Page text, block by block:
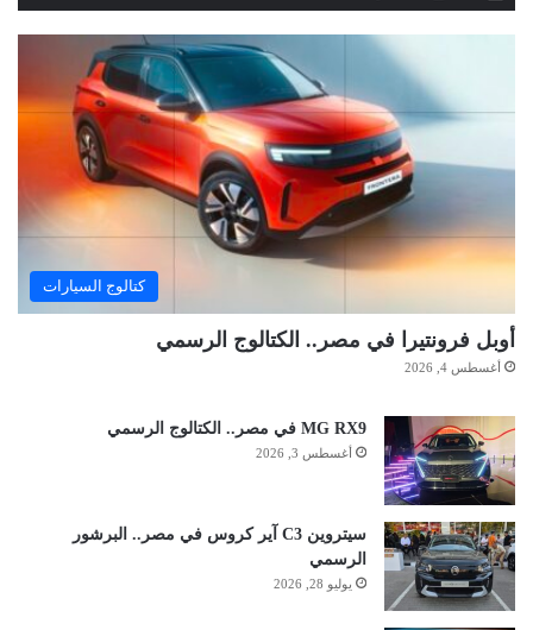
كتالوج السيارات
أوبل فرونتيرا في مصر.. الكتالوج الرسمي
أغسطس 4, 2026
MG RX9 في مصر.. الكتالوج الرسمي
أغسطس 3, 2026
سيتروين C3 آير كروس في مصر.. البرشور
الرسمي
يوليو 28, 2026